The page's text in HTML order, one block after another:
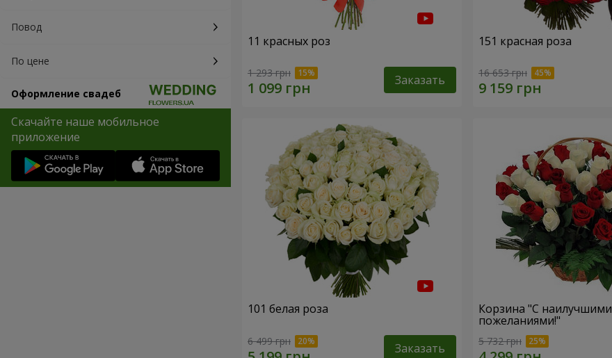
Повод
По цене
Оформление свадеб
Скачайте наше мобильное
приложение
11 красных роз
1 293 грн Заказать
151 красная роза
16 653 грн
101 белая роза
6 499 грн Заказать
Корзина "С наилучшими
пожеланиями!"
5 732 грн